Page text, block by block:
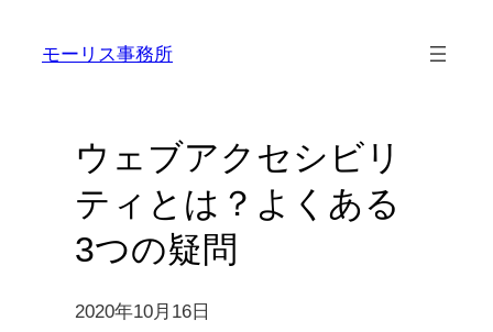
モーリス事務所
ウェブアクセシビリ
ティとは？よくある
3つの疑問
2020年10月16日